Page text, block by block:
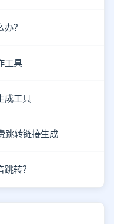
？
工具
成工具
跳转链接生成
转？